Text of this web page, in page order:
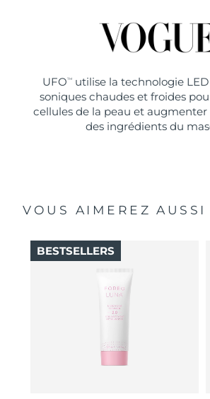
UFO TM
utilise la technologie
soniques chaudes et froides
cellules de la peau et
des ingrédients du
VOUS AIMEREZ AUSSI
BESTSELLERS